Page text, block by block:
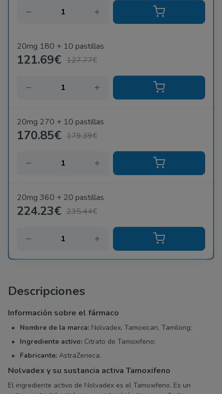
20mg 180 + 10 pastillas
121.69€ 127.77€
20mg 270 + 10 pastillas
170.85€ 179.39€
20mg 360 + 20 pastillas
224.23€ 235.44€
Descripciones
Información sobre el fármaco
Nombre de la marca: Nolvadex, Tamoxican, Tamilong;
Ingrediente activo: Citrato de Tamoxifeno;
Fabricante: AstraZeneca.
Nolvadex y su sustancia activa Tamoxifeno
El ingrediente activo de Nolvadex es el Tamoxifeno. Es un